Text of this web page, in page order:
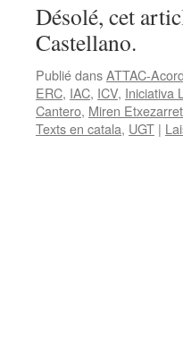
Désolé, cet
Castellano.
Publié dansATTAC-
ERC, IAC, ICV, Iniciativa
Cantero, Miren
Texts en catala, UGT |